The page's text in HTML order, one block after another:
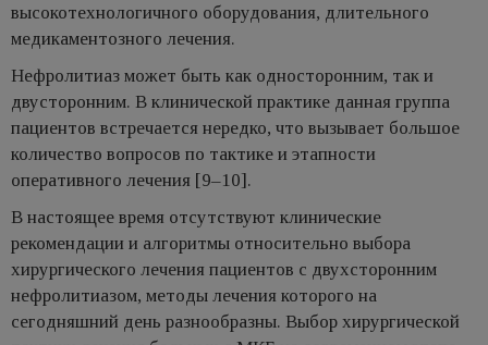
высокотехнологичного оборудования, длительного
медикаментозного лечения.
Нефролитиаз может быть как односторонним, так и
двусторонним. В клинической практике данная группа
пациентов встречается нередко, что вызывает большое
количество вопросов по тактике и этапности
оперативного лечения [9–10].
В настоящее время отсутствуют клинические
рекомендации и алгоритмы относительно выбора
хирургического лечения пациентов с двухсторонним
нефролитиазом, методы лечения которого на
сегодняшний день разнообразны. Выбор хирургической